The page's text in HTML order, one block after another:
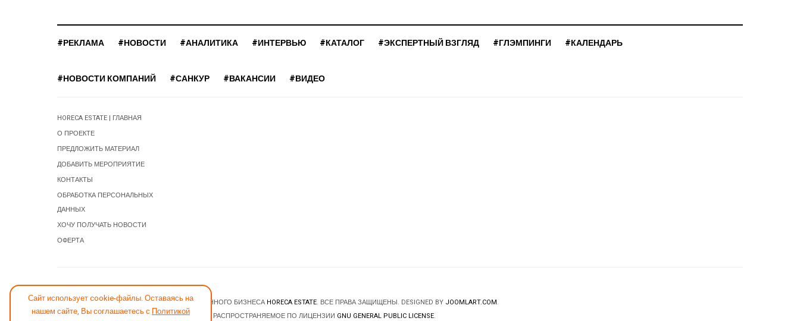
Сайт использует cookie-файлы. Оставаясь на
нашем сайте, Вы соглашаетесь с Политикой
#РЕКЛАМА #НОВОСТИ #АНАЛИТИКА #ИНТЕРВЬЮ #КАТАЛОГ #ЭКСПЕРТНЫЙ ВЗГЛЯД #ГЛЭМПИНГИ #КАЛЕНДАРЬ
#НОВОСТИ КОМПАНИЙ #САНКУР #ВАКАНСИИ #ВИДЕО
HORECA ESTATE | ГЛАВНАЯ
О ПРОЕКТЕ
ПРЕДЛОЖИТЬ МАТЕРИАЛ
ДОБАВИТЬ МЕРОПРИЯТИЕ
КОНТАКТЫ
ОБРАБОТКА ПЕРСОНАЛЬНЫХ
ДАННЫХ
ХОЧУ ПОЛУЧАТЬ НОВОСТИ
ОФЕРТА
© 2026 НОВОСТИ ГОСТИНИЧНОГО И РЕСТОРАННОГО БИЗНЕСА HORECA ESTATE. ВСЕ ПРАВА ЗАЩИЩЕНЫ. DESIGNED BY JOOMLART.COM.
JOOMLA! CMS- ПРОГРАММНОЕ ОБЕСПЕЧЕНИЕ, РАСПРОСТРАНЯЕМОЕ ПО ЛИЦЕНЗИИ GNU GENERAL PUBLIC LICENSE.